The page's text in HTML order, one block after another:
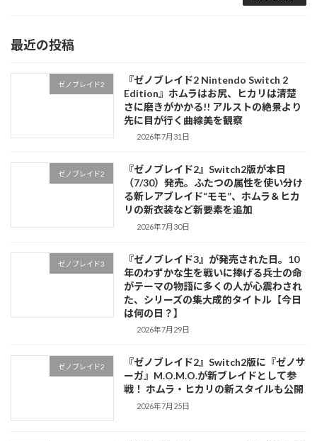
最近の投稿
ゼノブレイド2
『ゼノブレイド2 Nintendo Switch 2
Edition』ホムラはお尻、ヒカリは清楚
さに磨きがかかる!! アルストの絶景より
先に目が行く曲線美を観察
2026年7月31日
ゼノブレイド2
『ゼノブレイド2』Switch2版が本日
（7/30）発売。ふたつの属性を使い分け
る新レアブレイド“モモ”、ホムラ＆ヒカ
リの新衣装など新要素を追加
2026年7月30日
ゼノブレイド3
『ゼノブレイド3』が発売された日。10
年のわずかな生を戦いに捧げる兵士の命
がテーマの物語に多くの人が心震わされ
た、シリーズの集大成的タイトル【今日
は何の日？】
2026年7月29日
ゼノブレイド2
『ゼノブレイド2』Switch2版に『ゼノサ
ーガ』M.O.M.O.が新ブレイドとして参
戦！ ホムラ・ヒカリの新スタイルも公開
2026年7月25日